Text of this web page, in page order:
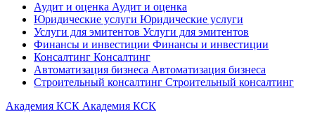
Аудит и оценка Аудит и оценка
Юридические услуги Юридические услуги
Услуги для эмитентов Услуги для эмитентов
Финансы и инвестиции Финансы и инвестиции
Консалтинг Консалтинг
Автоматизация бизнеса Автоматизация бизнеса
Строительный консалтинг Строительный консалтинг
Академия КСК Академия КСК